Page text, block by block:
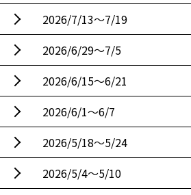
2026/7/13〜7/19
2026/6/29〜7/5
2026/6/15〜6/21
2026/6/1〜6/7
2026/5/18〜5/24
2026/5/4〜5/10